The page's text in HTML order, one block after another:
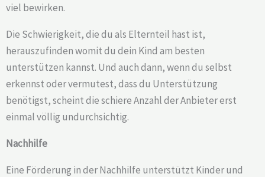
viel bewirken.
Die Schwierigkeit, die du als Elternteil hast ist,
herauszufinden womit du dein Kind am besten
unterstützen kannst. Und auch dann, wenn du selbst
erkennst oder vermutest, dass du Unterstützung
benötigst, scheint die schiere Anzahl der Anbieter erst
einmal völlig undurchsichtig.
Nachhilfe
Eine Förderung in der Nachhilfe unterstützt Kinder und